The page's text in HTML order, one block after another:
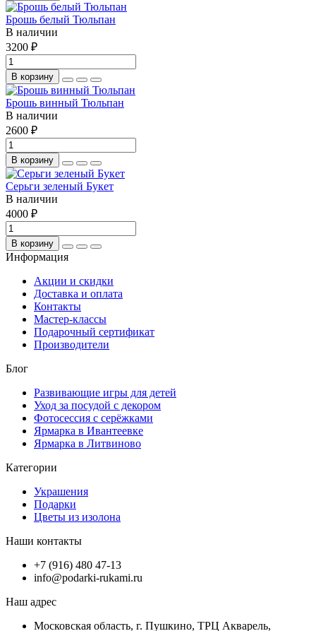
Брошь белый Тюльпан
В наличии
3200 ₽
В корзину
Брошь винный Тюльпан
В наличии
2600 ₽
В корзину
Серьги зеленый Букет
В наличии
4000 ₽
В корзину
Информация
Акции и скидки
Доставка и оплата
Контакты
Мастер-классы
Подарочный сертификат
Производители
Блог
Развивающие игры для детей
Уход за посудой с декором
Фотосессия с серёжками
Ярмарка в Ивантеевке
Ярмарка в Литвиново
Категории
Украшения
Подарки
Цветы из изолона
Наши контакты
+7 (916) 480 47-13
info@podarki-rukami.ru
Наш адрес
Московская область, г. Пушкино, ТРЦ Акварель,